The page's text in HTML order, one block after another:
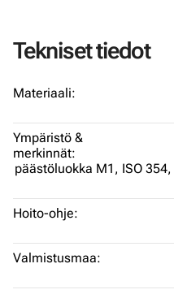
Tekniset tiedot
Materiaali:
Ympäristö &
merkinnät:
päästöluokka M1, ISO 354,
Hoito-ohje:
Valmistusmaa: